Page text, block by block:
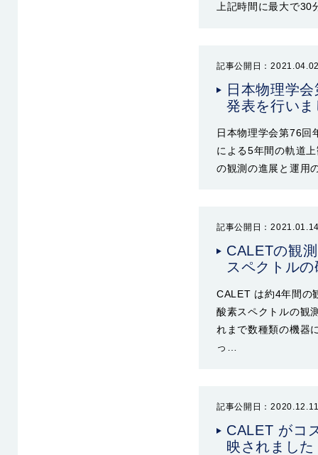
上記時間に最大で
記事公開日：
日本物理学
発表を行い
日本物理学会第76回
による5年間の軌道
の観測の進展と運
記事公開日：
CALETの観
スペクトル
CALET は約4年間の
酸素スペクトルの観
れまで数種類の機器
っ…
記事公開日：
CALET がコ
映されました